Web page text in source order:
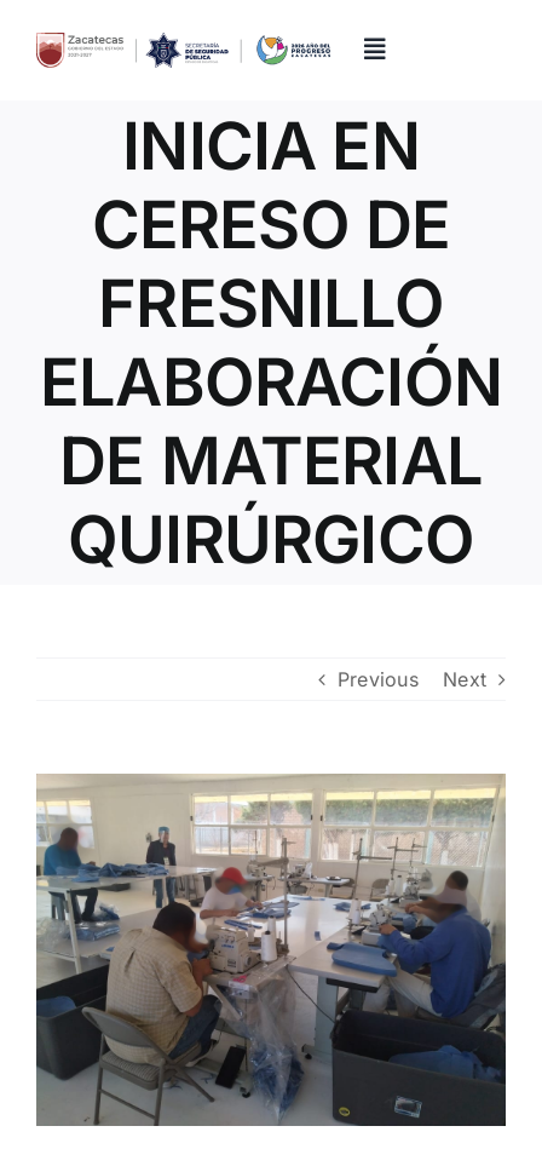
content
Toggle
Directorio
Quiénes Somos
Trámites y Servicios
Transparencia
Contacto
INICIA EN
CERESO DE
FRESNILLO
ELABORACIÓN
DE MATERIAL
QUIRÚRGICO
Previous Next
View
Larger
Image